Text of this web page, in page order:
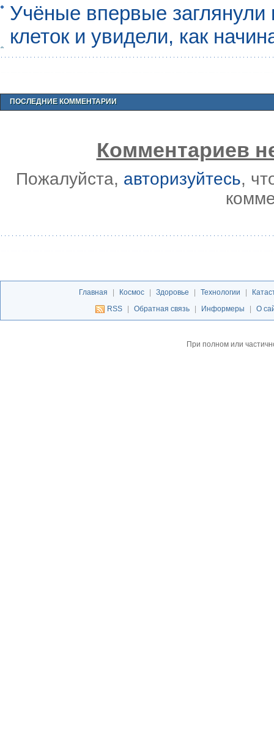
Учёные впервые
клеток и увидели, как
ПОСЛЕДНИЕ КОММЕНТАРИИ
Комментариев
Пожалуйста, авторизуйтесь,
Главная Космос Здоровье Технологии
RSS
Обратная связь Информеры О
При полном или